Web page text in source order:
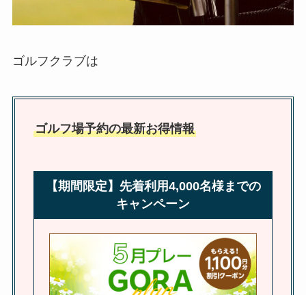
ゴルフクラブは
ゴルフ場予約の最新お得情報
【期間限定】先着利用4,000名様までの
キャンペーン